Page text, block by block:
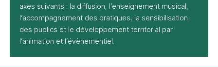
axes suivants : la diffusion, l’enseignement musical,
l’accompagnement des pratiques, la sensibilisation
des publics et le développement territorial par
l’animation et l’évènementiel.